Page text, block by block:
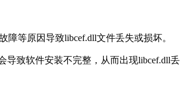
等原因导致libcef.dll文件丢失或损坏。
导致软件安装不完整，从而出现libcef.dll丢